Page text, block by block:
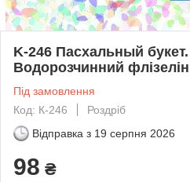
K-246 Пасхальный
Водорозчинний
Під замовлення
Код: К-246
Роздріб
Відправка з 19 серпня 2026
98 ₴